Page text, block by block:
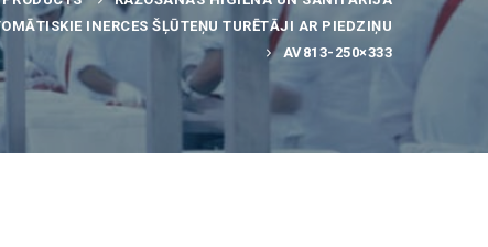
INERCES ŠĻŪTEŅU TURĒTĀJI AR PIEDZIŅU
AV813-250×333